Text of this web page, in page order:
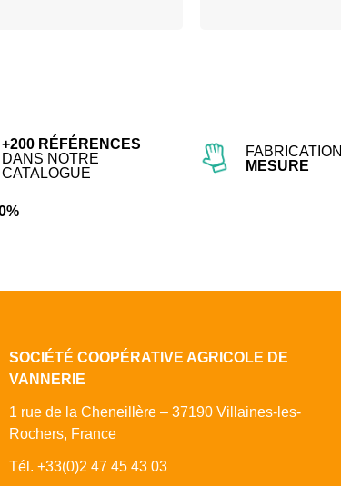
+200 RÉFÉRENCES
DANS NOTRE
CATALOGUE
FABRICATION
MESURE
SOCIÉTÉ COOPÉRATIVE AGRICOLE DE
VANNERIE
1 rue de la Cheneillère – 37190 Villaines-les-
Rochers, France
Tél. +33(0)2 47 45 43 03